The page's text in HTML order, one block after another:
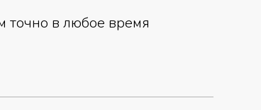
точно в любое время